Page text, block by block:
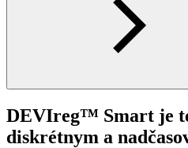
DEVIreg™ Smart je
diskrétnym a